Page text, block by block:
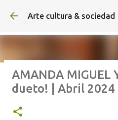
Ir al contenido
Arte cultura & sociedad
ALEXA DE HOYOS
hacer cine sin
GARZA | Agosto
AMANDA MIGUEL
dueto! | Abril 2024